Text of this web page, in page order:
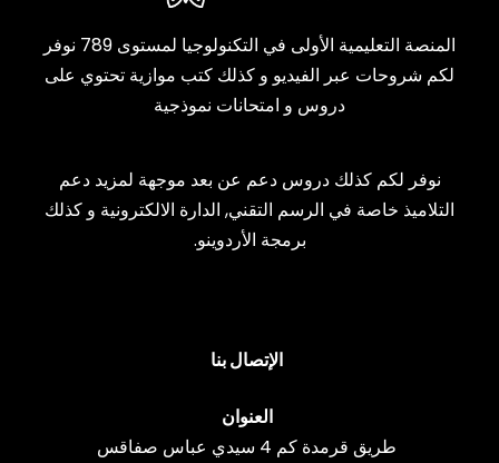
المنصة التعليمية الأولى في التكنولوجيا لمستوى 789 نوفر
لكم شروحات عبر الفيديو و كذلك كتب موازية تحتوي على
دروس و امتحانات نموذجية
نوفر لكم كذلك دروس دعم عن بعد موجهة لمزيد دعم
التلاميذ خاصة في الرسم التقني, الدارة الالكترونية و كذلك
برمجة الأردوينو.
الإتصال بنا
العنوان
طريق قرمدة كم 4 سيدي عباس صفاقس